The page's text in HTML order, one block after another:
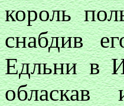
король
снабдив
Едльни в